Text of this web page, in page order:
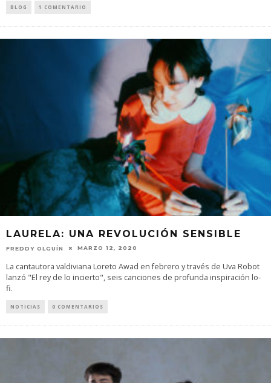
BLOG 1 COMENTARIO
LAURELA: UNA REVOLUCIÓN SENSIBLE
FREDDY OLGUÍN MARZO 12, 2020
La cantautora valdiviana Loreto Awad en febrero y través de Uva Robot
lanzó "El rey de lo incierto", seis canciones de profunda inspiración lo-
fi.
NOTICIAS 0 COMENTARIOS